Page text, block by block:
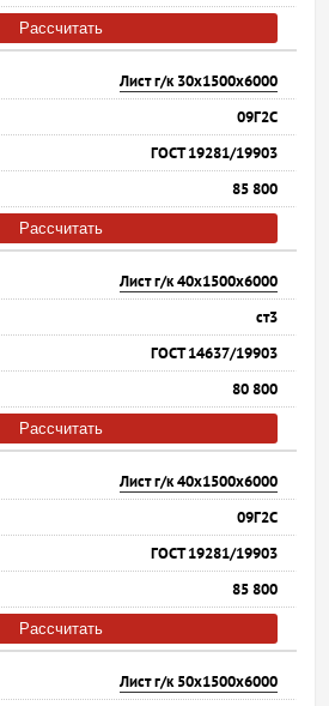
Рассчитать
Лист г/к 30х1500х6000
09Г2С
ГОСТ 19281/19903
85 800
Рассчитать
Лист г/к 40х1500х6000
ст3
ГОСТ 14637/19903
80 800
Рассчитать
Лист г/к 40х1500х6000
09Г2С
ГОСТ 19281/19903
85 800
Рассчитать
Лист г/к 50х1500х6000